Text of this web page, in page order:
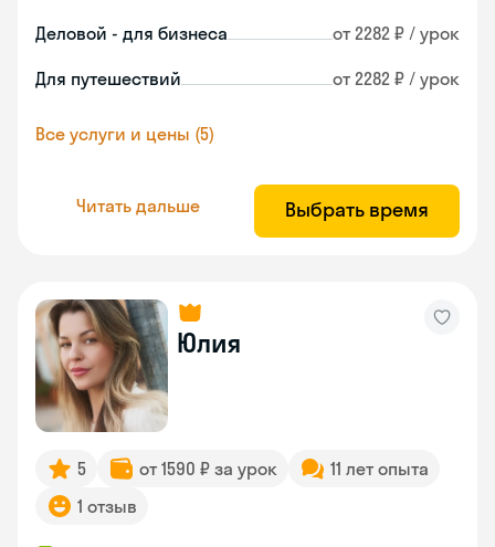
Деловой - для бизнеса от 2282 ₽ / урок
Для путешествий от 2282 ₽ / урок
Все услуги и цены (5)
Читать дальше Выбрать время
Юлия
5 от 1590 ₽ за урок
11 лет опыта
1 отзыв